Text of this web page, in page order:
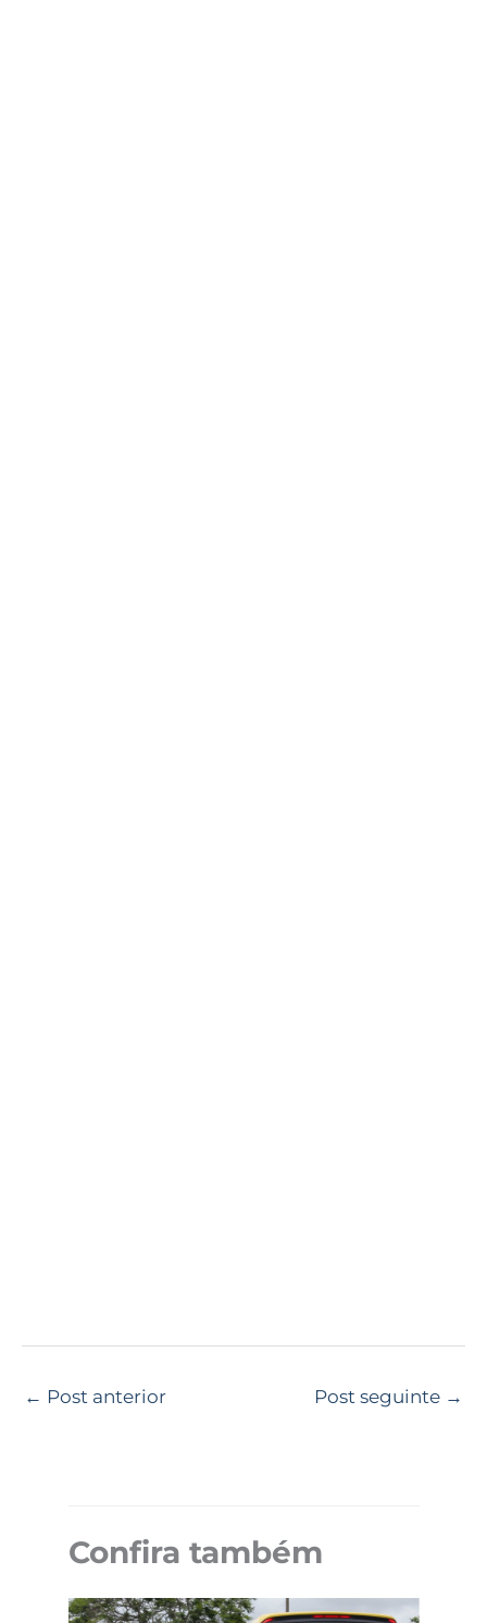
← Post anterior Post seguinte →
Confira também